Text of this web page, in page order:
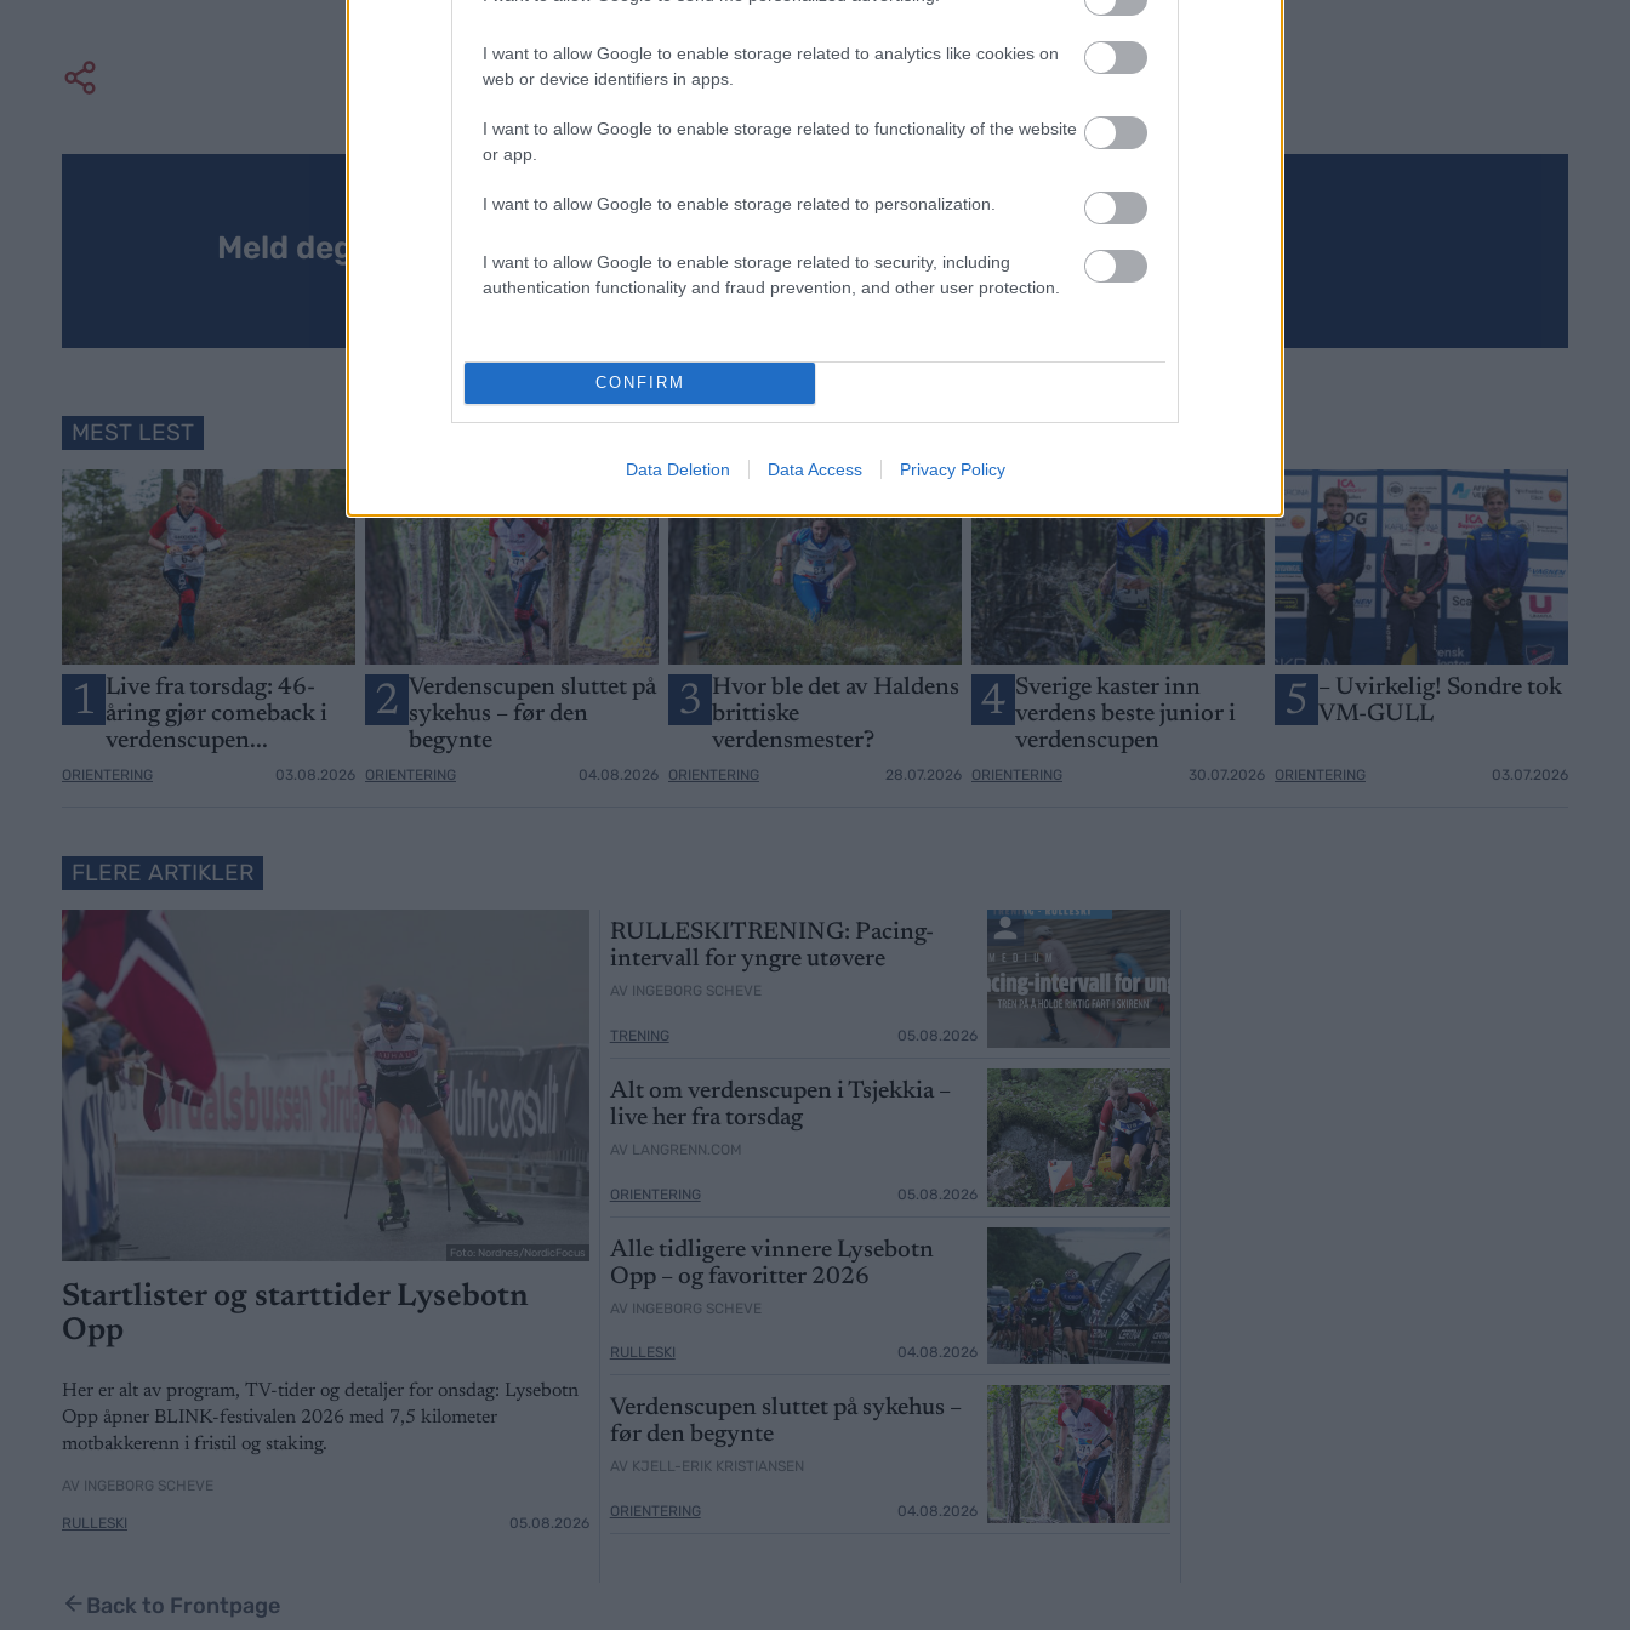
I want to allow Google to enable storage related to analytics like cookies on
web or device identifiers in apps.
I want to allow Google to enable storage related to functionality of the website
or app.
I want to allow Google to enable storage related to personalization.
I want to allow Google to enable storage related to security, including
authentication functionality and fraud prevention, and other user protection.
CONFIRM
Data Deletion Data Access Privacy Policy
Meld deg på vårt nyhetsbrev Meld deg på
MEST LEST
1 Live fra torsdag: 46-
åring gjør comeback i
verdenscupen...
ORIENTERING 03.08.2026
2 Verdenscupen sluttet på
sykehus – før den
begynte
ORIENTERING 04.08.2026
3 Hvor ble det av Haldens
brittiske
verdensmester?
ORIENTERING 28.07.2026
4 Sverige kaster inn
verdens beste junior i
verdenscupen
ORIENTERING 30.07.2026
5 – Uvirkelig! Sondre tok
VM-GULL
ORIENTERING 03.07.2026
FLERE ARTIKLER
Foto: Nordnes/NordicFocus
Startlister og starttider Lysebotn
Opp
Her er alt av program, TV-tider og detaljer for onsdag: Lysebotn
Opp åpner BLINK-festivalen 2026 med 7,5 kilometer
motbakkerenn i fristil og staking.
AV INGEBORG SCHEVE
RULLESKI 05.08.2026
RULLESKITRENING: Pacing-
intervall for yngre utøvere
AV INGEBORG SCHEVE
TRENING 05.08.2026
Alt om verdenscupen i Tsjekkia –
live her fra torsdag
AV LANGRENN.COM
ORIENTERING 05.08.2026
Alle tidligere vinnere Lysebotn
Opp – og favoritter 2026
AV INGEBORG SCHEVE
RULLESKI 04.08.2026
Verdenscupen sluttet på sykehus –
før den begynte
AV KJELL-ERIK KRISTIANSEN
ORIENTERING 04.08.2026
Back to Frontpage